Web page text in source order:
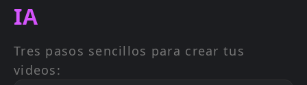
IA
Tres pasos sencillos para crear tus
videos: